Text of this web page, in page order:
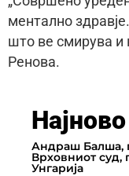
ментално
што ве смирува и
Ренова.
Најново
Андраш Балша,
Врховниот суд,
Унгарија